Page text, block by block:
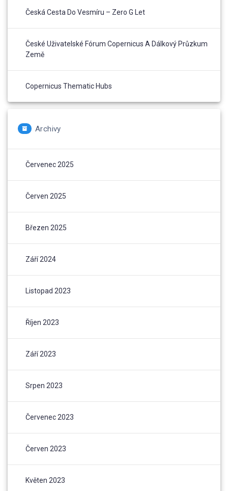
Česká Cesta Do Vesmíru – Zero G Let
České Uživatelské Fórum Copernicus A Dálkový Průzkum
Země
Copernicus Thematic Hubs
Archivy
Červenec 2025
Červen 2025
Březen 2025
Září 2024
Listopad 2023
Říjen 2023
Září 2023
Srpen 2023
Červenec 2023
Červen 2023
Květen 2023